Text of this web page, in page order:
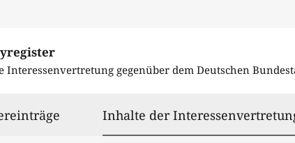
Interessenvertretung gegenüber dem Deutschen
Inhalte der